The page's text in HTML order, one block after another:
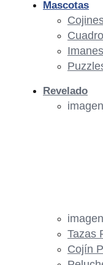
Tazas
Cojín
Mascotas
Revelado